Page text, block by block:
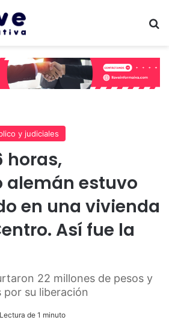
y judiciales
horas,
alemán estuvo
en una vivienda
Así fue la
22 millones de pesos y
por su liberación
Lectura de 1 minuto